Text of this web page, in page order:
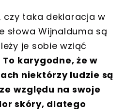
czy taka deklaracja w
słowa Wijnalduma są
je sobie wziąć
To karygodne, że w
niektórzy ludzie są
względu na swoje
skóry, dlatego